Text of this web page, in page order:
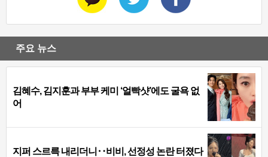
주요 뉴스
김혜수, 김지훈과 부부 케미 ‘얼빡샷’에도 굴욕 없
어
지퍼 스르륵 내리더니‥비비, 선정성 논란 터졌다